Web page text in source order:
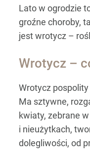
Lato w ogrodzie
groźne choroby,
jest wrotycz –
Wrotycz –
Wrotycz pospolity
Ma sztywne,
kwiaty, zebrane
i nieużytkach,
dolegliwości, od